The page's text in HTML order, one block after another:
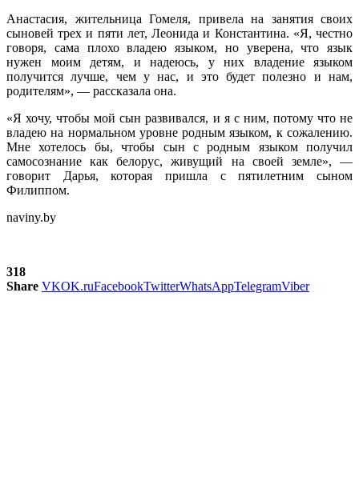
Анастасия, жительница Гомеля, привела на занятия своих
сыновей трех и пяти лет, Леонида и Константина. «Я, честно
говоря, сама плохо владею языком, но уверена, что язык
нужен моим детям, и надеюсь, у них владение языком
получится лучше, чем у нас, и это будет полезно и нам,
родителям», — рассказала она.
«Я хочу, чтобы мой сын развивался, и я с ним, потому что не
владею на нормальном уровне родным языком, к сожалению.
Мне хотелось бы, чтобы сын с родным языком получил
самосознание как белорус, живущий на своей земле», —
говорит Дарья, которая пришла с пятилетним сыном
Филиппом.
naviny.by
318
Share VKOK.ruFacebookTwitterWhatsAppTelegramViber